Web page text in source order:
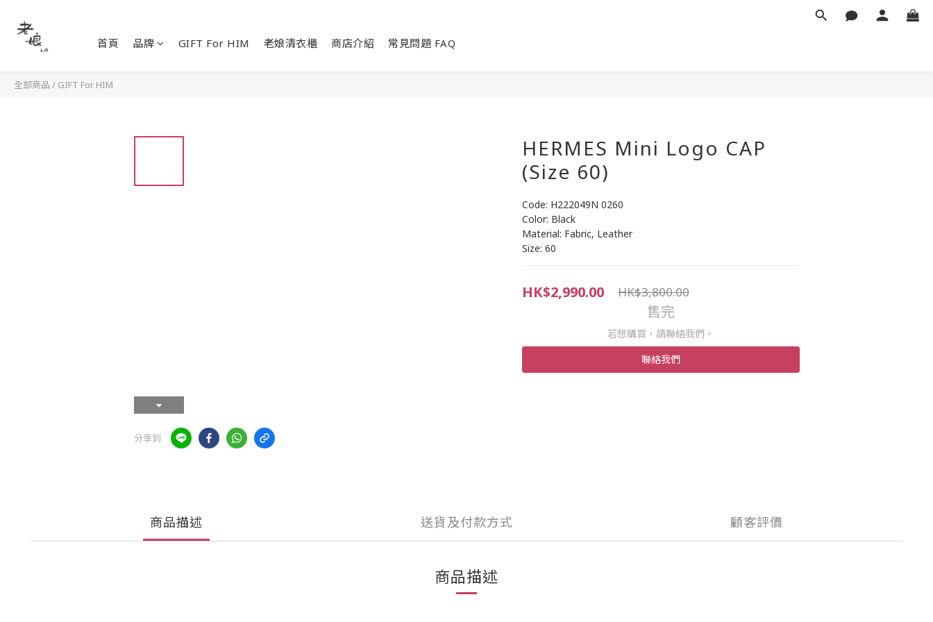
首頁 品牌 GIFT For HIM 老娘清衣櫃 商店介紹 常見問題 FAQ
全部商品 / GIFT For HIM
分享到
HERMES Mini Logo CAP
(Size 60)
Code: H222049N 0260
Color: Black
Material: Fabric, Leather
Size: 60
HK$2,990.00 HK$3,800.00
售完
若想購買，請聯絡我們。
聯絡我們
商品描述 送貨及付款方式 顧客評價
商品描述